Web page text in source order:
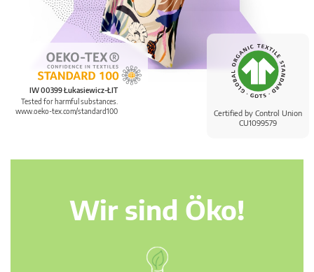
Certified by Control Union
CU1099579
IW 00399 Łukasiewicz-ŁIT
Tested for harmful substances.
www.oeko-tex.com/standard100
Wir sind Öko!